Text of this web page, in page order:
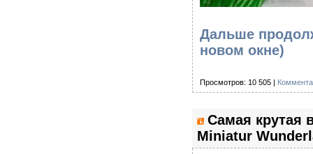
Дальше
новом окне)
Просмотров: 10 505 |
Самая крутая
Miniatur